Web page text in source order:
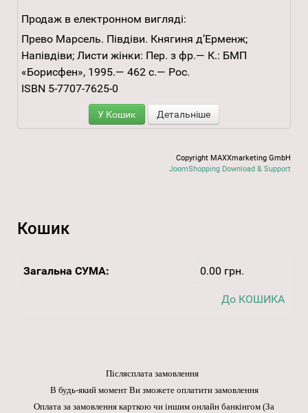
Продаж в електронном вигляді:
Прево Марсель. Півдіви. Княгиня д’Ерменж;
Напівдіви; Листи жінки: Пер. з фр.— К.: БМП
«Борисфен», 1995.— 462 с.— Рос.
ISBN 5-7707-7625-0
У Кошик Детальніше
Copyright MAXXmarketing GmbH
JoomShopping Download & Support
Кошик
Загальна СУМА: 0.00 грн.
До КОШИКА
Післясплата замовлення
В будь-який момент Ви зможете оплатити замовлення
Оплата за замовлення карткою чи іншим онлайн банкінгом (За